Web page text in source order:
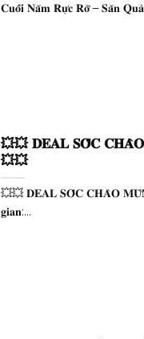
𝐂𝐮𝐨̂́𝐢 𝐍𝐚̆𝐦 𝐑𝐮̛̣𝐜 𝐑𝐨̛̃ – 𝐒𝐚̆𝐧 𝐐𝐮𝐚̀
💥💥 𝐃𝐄𝐀𝐋 𝐒𝐎̂́𝐂
💥💥
💥💥 𝐃𝐄𝐀𝐋 𝐒𝐎̂́𝐂 𝐂𝐇𝐀̀𝐎
𝐠𝐢𝐚𝐧:...